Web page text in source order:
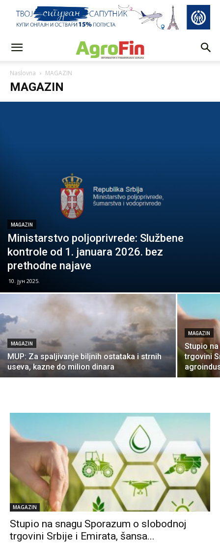
Naslovna MAGAZIN
MAGAZIN
MAGAZIN
Ministarstvo poljoprivrede: Službene
kontrole od 1. januara 2026. bez
prethodne najave
10. јун 2025.
MAGAZIN
MUP: Za spaljivanje biljnih ostataka i strnih
useva, kazne do milion dinara
MAGAZIN
Stupio
trgovini
MAGAZIN
Stupio na snagu Sporazum o slobodnoj
trgovini Srbije i Emirata, šansa...